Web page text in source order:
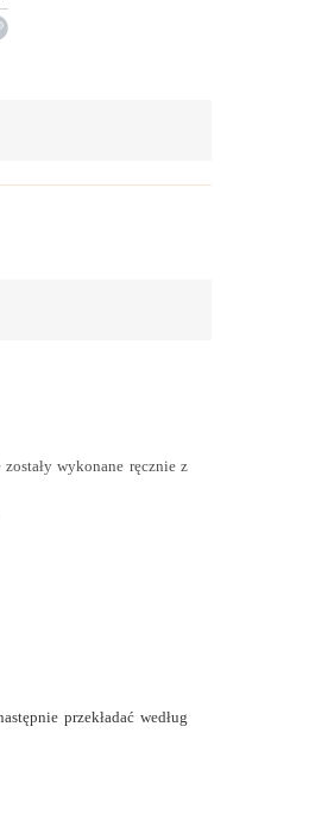
wykonane ręcznie z
przekładać według